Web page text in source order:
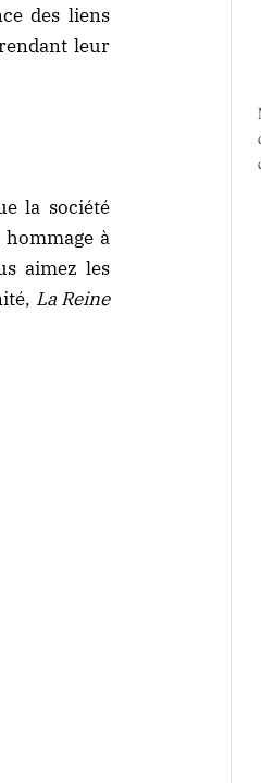
des liens
leur
la société
à
aimez les
La Reine